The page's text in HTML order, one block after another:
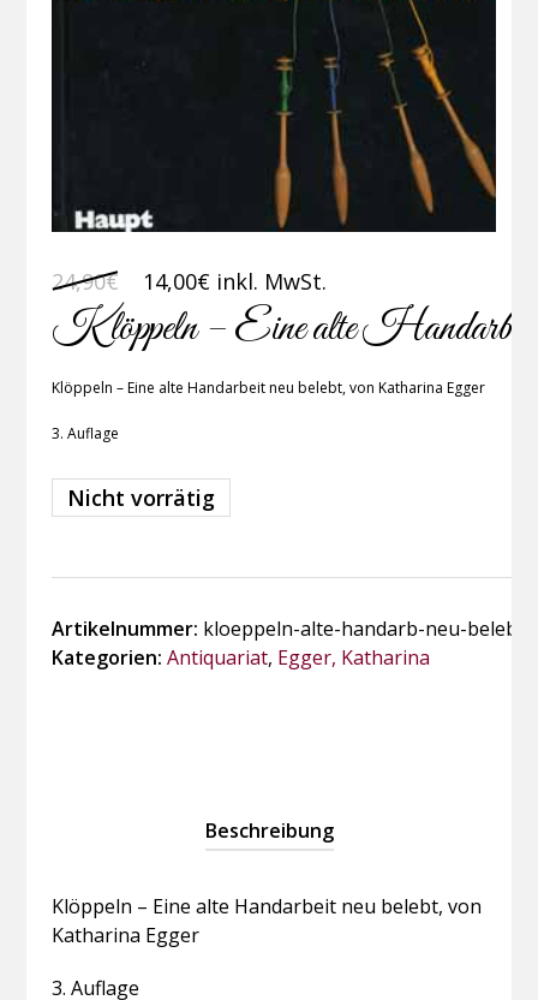
24,90€
Ursprünglicher
Preis
war:
24,90€
14,00€Aktueller
Preis
ist:
inkl. MwSt.
Klöppeln – Eine alte Handarbeit
Klöppeln – Eine alte Handarbeit neu belebt, von Katharina Egger
3. Auflage
Nicht vorrätig
Artikelnummer: kloeppeln-alte-handarb-neu-belebt
Kategorien: Antiquariat, Egger, Katharina
Beschreibung
Klöppeln – Eine alte Handarbeit neu belebt, von
Katharina Egger
3. Auflage